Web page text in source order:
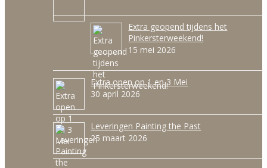
Extra geopend tijdens het
Pinkersterweekend!
15 mei 2026
Extra open op 1 en 3 Mei
30 april 2026
Leveringen Painting the Past
25 maart 2026